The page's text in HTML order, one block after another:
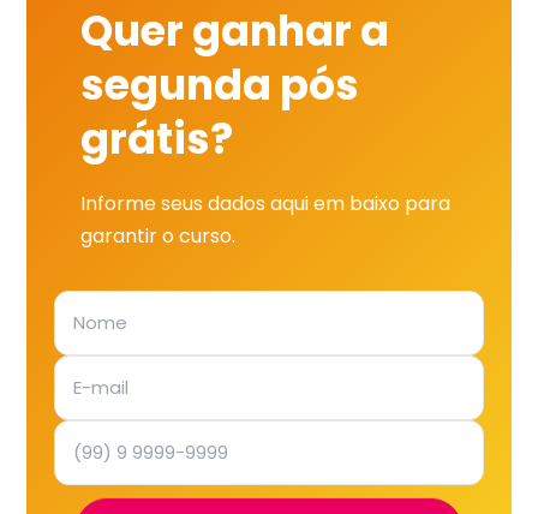
Quer ganhar a
segunda pós
grátis?
Informe seus dados aqui em baixo para
garantir o curso.